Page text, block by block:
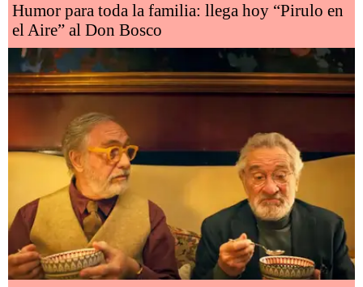
Humor para toda la familia: llega hoy “Pirulo en
el Aire” al Don Bosco